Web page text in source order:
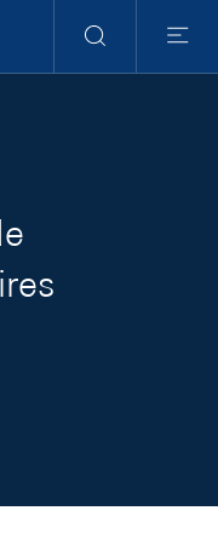
RechercheMenu